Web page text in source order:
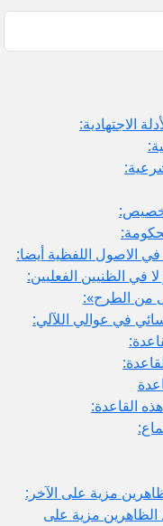
اللفظية أيضا:
الفعليين:
عوالي اللآلي:
مزية على الآخر:
مزية على